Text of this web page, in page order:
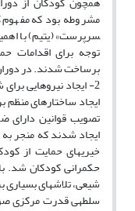
مشروطه بود که مفهوم
سرپرست» (یتیم) با
توجه برای اقدامات
تصویب قوانین دارای
ایجاد شدند که منجر
خیریه­ای حمایت از
حکمرانی کودکان شد.
شیعی، تلاش­های بسیاری
سلطه­ی قدرت مرکزی